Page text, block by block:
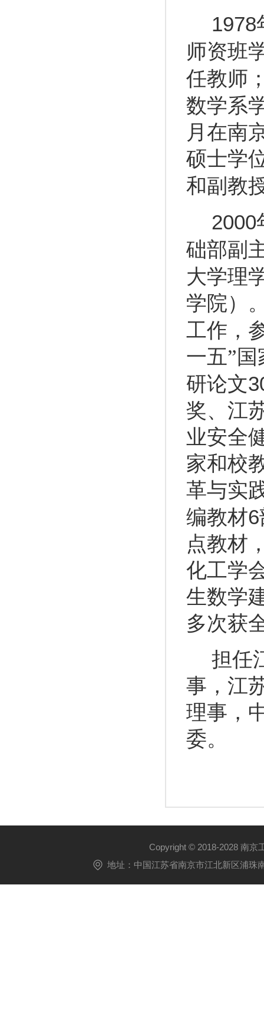
1978
师资班
任教师
数学系
月在南
硕士学
和副教
2000
础部副
大学理
学院）
工作，
一五”
研论文
奖、江
业安全
家和校
革与实
编教材6
点教材
化工学
生数学
多次获
担任
事，江
理事，
委。
Copyright © 2018-2028 南京
地址：中国江苏省南京市江北新区浦珠